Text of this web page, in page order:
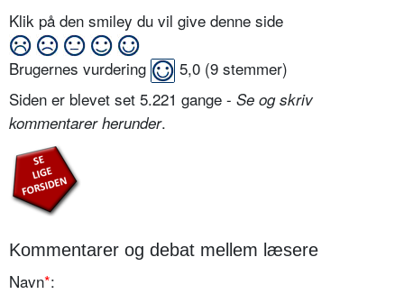
Klik på den smiley du vil give denne side
Brugernes vurdering 5,0 (9 stemmer)
Siden er blevet set 5.221 gange - Se og skriv
kommentarer herunder.
Kommentarer og debat mellem læsere
Navn*: